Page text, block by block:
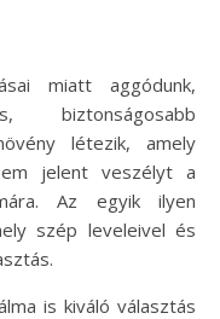
miatt aggódunk,
biztonságosabb
létezik, amely
jelent veszélyt a
Az egyik ilyen
szép leveleivel és
is kiváló választás